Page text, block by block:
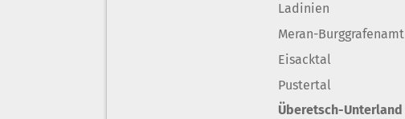
Ladinien
Meran-Burggrafenamt
Eisacktal
Pustertal
Überetsch-Unterland